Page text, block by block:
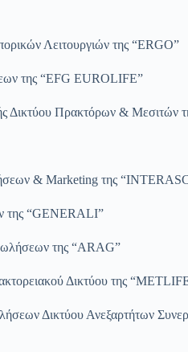
Λειτουργιών της “ERGO”
της “EFG EUROLIFE”
Δικτύου Πρακτόρων & Μεσιτών
& Marketing της
της “GENERALI”
της “ARAG”
Δικτύου της
Δικτύου Ανεξαρτήτων